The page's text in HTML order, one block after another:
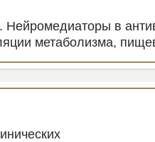
в
метаболизма,